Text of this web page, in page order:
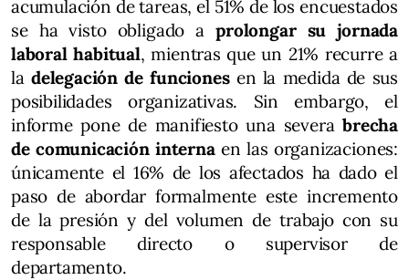
acumulación de tareas, el 51% de los encuestados
se ha visto obligado aprolongar su jornada
laboral habitual, mientras que un 21% recurre a
la delegación de funcionesen la medida de sus
posibilidades organizativas. Sin embargo, el
informe pone de manifiesto una severabrecha
de comunicación internaen las organizaciones:
únicamente el 16% de los afectados ha dado el
paso de abordar formalmente este incremento
de la presión y del volumen de trabajo con su
responsable directo o supervisor de
departamento.